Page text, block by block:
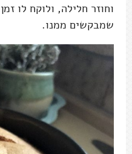
וחוזר חלילה, ולוקח לו
שמבקשים ממנו.